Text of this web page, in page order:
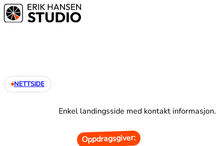
NETTSIDE
Enkel landingsside med kontakt informasjon.
Oppdragsgiver: